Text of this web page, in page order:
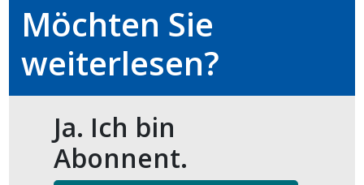
Möchten Sie
weiterlesen?
Ja. Ich bin
Abonnent.